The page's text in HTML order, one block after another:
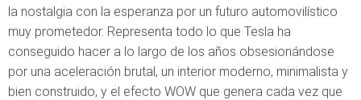
la nostalgia con la esperanza por un futuro automovilístico
muy prometedor. Representa todo lo que Tesla ha
conseguido hacer a lo largo de los años obsesionándose
por una aceleración brutal, un interior moderno, minimalista y
bien construido, y el efecto WOW que genera cada vez que